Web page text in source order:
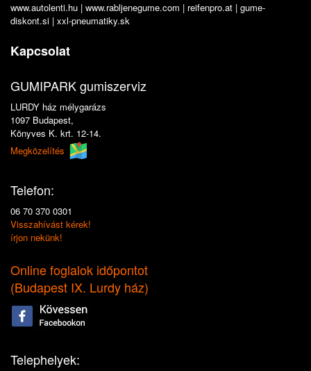
www.autolenti.hu | www.rabljenegume.com | reifenpro.at | gume-
diskont.si | xxl-pneumatiky.sk
Kapcsolat
GUMIPARK gumiszerviz
LURDY ház mélygarázs
1097 Budapest,
Könyves K. krt. 12-14.
Megközelítés
Telefon:
06 70 370 0301
Visszahívást kérek!
írjon nekünk!
Online foglalok időpontot
(Budapest IX. Lurdy ház)
Telephelyek: